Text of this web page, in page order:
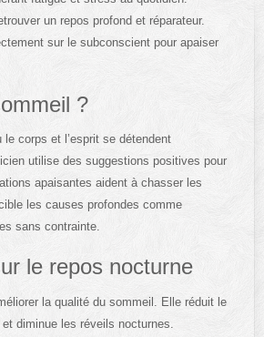
un repos profond et réparateur.
sur le subconscient pour apaiser
?
le corps et l’esprit se détendent
utilise des suggestions positives pour
apaisantes aident à chasser les
les causes profondes comme
sans contrainte.
le repos nocturne
la qualité du sommeil. Elle réduit le
diminue les réveils nocturnes.